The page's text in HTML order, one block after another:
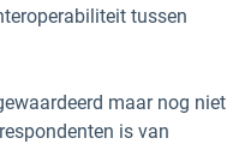
tussen
maar nog niet
is van